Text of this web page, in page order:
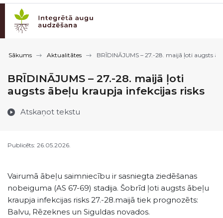
Sākums Aktualitātes BRĪDINĀJUMS – 27.-28. maijā ļoti augsts
BRĪDINĀJUMS – 27.-28. maijā ļoti
augsts ābeļu kraupja infekcijas risks
Atskaņot tekstu
Publicēts: 26.05.2026.
Vairumā ābeļu saimniecību ir sasniegta ziedēšanas
nobeiguma (AS 67-69) stadija. Šobrīd ļoti augsts ābeļu
kraupja infekcijas risks 27.-28.maijā tiek prognozēts:
Balvu, Rēzeknes un Siguldas novados.